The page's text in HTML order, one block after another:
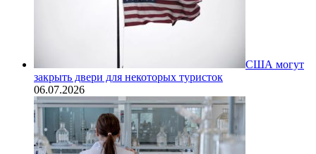
США могут
закрыть двери для некоторых туристок
06.07.2026